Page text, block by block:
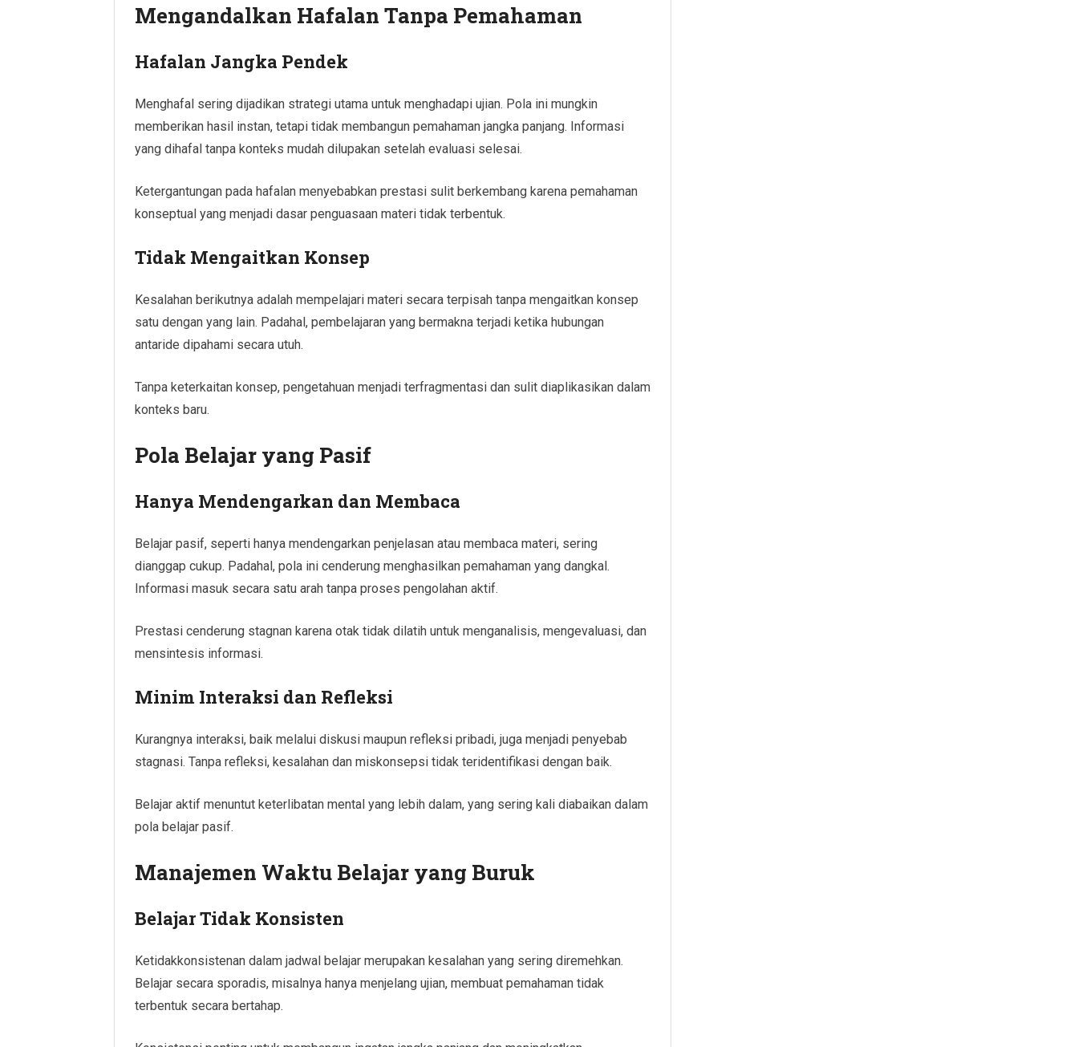
Mengandalkan Hafalan Tanpa Pemahaman
Hafalan Jangka Pendek
Menghafal sering dijadikan strategi utama untuk menghadapi ujian. Pola ini mungkin
memberikan hasil instan, tetapi tidak membangun pemahaman jangka panjang. Informasi
yang dihafal tanpa konteks mudah dilupakan setelah evaluasi selesai.
Ketergantungan pada hafalan menyebabkan prestasi sulit berkembang karena pemahaman
konseptual yang menjadi dasar penguasaan materi tidak terbentuk.
Tidak Mengaitkan Konsep
Kesalahan berikutnya adalah mempelajari materi secara terpisah tanpa mengaitkan konsep
satu dengan yang lain. Padahal, pembelajaran yang bermakna terjadi ketika hubungan
antaride dipahami secara utuh.
Tanpa keterkaitan konsep, pengetahuan menjadi terfragmentasi dan sulit diaplikasikan dalam
konteks baru.
Pola Belajar yang Pasif
Hanya Mendengarkan dan Membaca
Belajar pasif, seperti hanya mendengarkan penjelasan atau membaca materi, sering
dianggap cukup. Padahal, pola ini cenderung menghasilkan pemahaman yang dangkal.
Informasi masuk secara satu arah tanpa proses pengolahan aktif.
Prestasi cenderung stagnan karena otak tidak dilatih untuk menganalisis, mengevaluasi, dan
mensintesis informasi.
Minim Interaksi dan Refleksi
Kurangnya interaksi, baik melalui diskusi maupun refleksi pribadi, juga menjadi penyebab
stagnasi. Tanpa refleksi, kesalahan dan miskonsepsi tidak teridentifikasi dengan baik.
Belajar aktif menuntut keterlibatan mental yang lebih dalam, yang sering kali diabaikan dalam
pola belajar pasif.
Manajemen Waktu Belajar yang Buruk
Belajar Tidak Konsisten
Ketidakkonsistenan dalam jadwal belajar merupakan kesalahan yang sering diremehkan.
Belajar secara sporadis, misalnya hanya menjelang ujian, membuat pemahaman tidak
terbentuk secara bertahap.